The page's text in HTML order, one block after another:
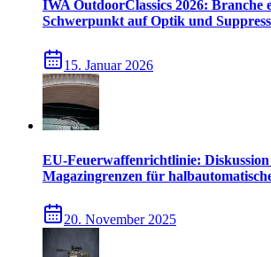
IWA OutdoorClassics 2026: Branche
Schwerpunkt auf Optik und
15. Januar 2026
EU-Feuerwaffenrichtlinie:
Magazingrenzen für
20. November 2025